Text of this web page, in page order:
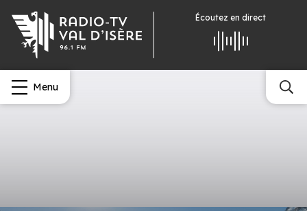
Écoutez en direct
Menu